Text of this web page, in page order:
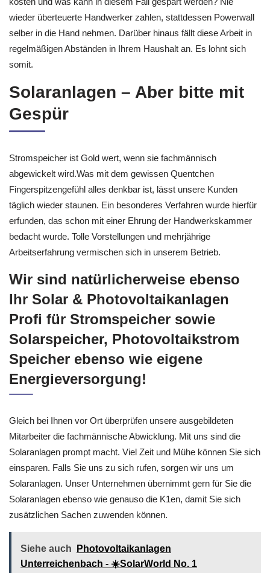
wieder überteuerte Handwerker zahlen, stattdessen Powerwall
selber in die Hand nehmen. Darüber hinaus fällt diese Arbeit in
regelmäßigen Abständen in Ihrem Haushalt an. Es lohnt sich
somit.
Solaranlagen – Aber bitte mit
Gespür
Stromspeicher ist Gold wert, wenn sie fachmännisch
abgewickelt wird.Was mit dem gewissen Quentchen
Fingerspitzengefühl alles denkbar ist, lässt unsere Kunden
täglich wieder staunen. Ein besonderes Verfahren wurde hierfür
erfunden, das schon mit einer Ehrung der Handwerkskammer
bedacht wurde. Tolle Vorstellungen und mehrjährige
Arbeitserfahrung vermischen sich in unserem Betrieb.
Wir sind natürlicherweise ebenso
Ihr Solar & Photovoltaikanlagen
Profi für Stromspeicher sowie
Solarspeicher, Photovoltaikstrom
Speicher ebenso wie eigene
Energieversorgung!
Gleich bei Ihnen vor Ort überprüfen unsere ausgebildeten
Mitarbeiter die fachmännische Abwicklung. Mit uns sind die
Solaranlagen prompt macht. Viel Zeit und Mühe können Sie sich
einsparen. Falls Sie uns zu sich rufen, sorgen wir uns um
Solaranlagen. Unser Unternehmen übernimmt gern für Sie die
Solaranlagen ebenso wie genauso die K1en, damit Sie sich
zusätzlichen Sachen zuwenden können.
Siehe auch
Photovoltaikanlagen
Unterreichenbach - ☀️SolarWorld No. 1